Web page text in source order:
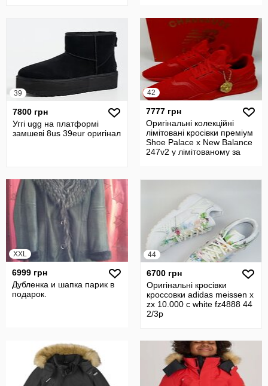
39
7800 грн
Уггі ugg на платформі
замшеві 8us 39eur оригінал
42
7777 грн
Оригінальні колекційні
лімітовані кросівки преміум
Shoe Palace x New Balance
247v2 у лімітованому за
XXL
6999 грн
Дубленка и шапка парик в
подарок.
44
6700 грн
Оригінальні кросівки
кроссовки adidas meissen x
zx 10.000 c white fz4888 44
2/3р